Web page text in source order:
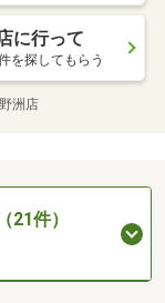
に行って
を探してもらう
洲店
21件）